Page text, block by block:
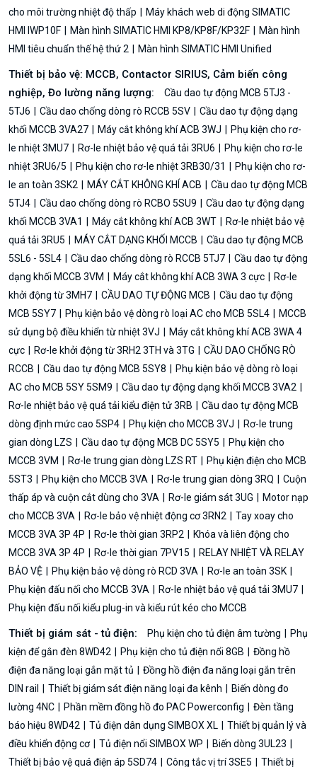
cho môi trường nhiệt độ thấp
Máy khách web di động SIMATIC
HMI IWP10F
Màn hình SIMATIC HMI KP8/KP8F/KP32F
Màn hình
HMI tiêu chuẩn thế hệ thứ 2
Màn hình SIMATIC HMI Unified
Thiết bị bảo vệ: MCCB, Contactor SIRIUS, Cảm biến công
nghiệp, Đo lường năng lượng:
Cầu dao tự động MCB 5TJ3 -
5TJ6
Cầu dao chống dòng rò RCCB 5SV
Cầu dao tự động dạng
khối MCCB 3VA27
Máy cắt không khí ACB 3WJ
Phụ kiện cho rơ-
le nhiệt 3MU7
Rơ-le nhiệt bảo vệ quá tải 3RU6
Phụ kiện cho rơ-le
nhiệt 3RU6/5
Phụ kiện cho rơ-le nhiệt 3RB30/31
Phụ kiện cho rơ-
le an toàn 3SK2
MÁY CẮT KHÔNG KHÍ ACB
Cầu dao tự động MCB
5TJ4
Cầu dao chống dòng rò RCBO 5SU9
Cầu dao tự động dạng
khối MCCB 3VA1
Máy cắt không khí ACB 3WT
Rơ-le nhiệt bảo vệ
quá tải 3RU5
MÁY CẮT DẠNG KHỐI MCCB
Cầu dao tự động MCB
5SL6 - 5SL4
Cầu dao chống dòng rò RCCB 5TJ7
Cầu dao tự động
dạng khối MCCB 3VM
Máy cắt không khí ACB 3WA 3 cực
Rơ-le
khởi động từ 3MH7
CẦU DAO TỰ ĐỘNG MCB
Cầu dao tự động
MCB 5SY7
Phụ kiện bảo vệ dòng rò loại AC cho MCB 5SL4
MCCB
sử dụng bộ điều khiển từ nhiệt 3VJ
Máy cắt không khí ACB 3WA 4
cực
Rơ-le khởi động từ 3RH2 3TH và 3TG
CẦU DAO CHỐNG RÒ
RCCB
Cầu dao tự động MCB 5SY8
Phụ kiện bảo vệ dòng rò loại
AC cho MCB 5SY 5SM9
Cầu dao tự động dạng khối MCCB 3VA2
Rơ-le nhiệt bảo vệ quá tải kiểu điện tử 3RB
Cầu dao tự động MCB
dòng định mức cao 5SP4
Phụ kiện cho MCCB 3VJ
Rơ-le trung
gian dòng LZS
Cầu dao tự động MCB DC 5SY5
Phụ kiện cho
MCCB 3VM
Rơ-le trung gian dòng LZS RT
Phụ kiện điện cho MCB
5ST3
Phụ kiện cho MCCB 3VA Rơ-le trung gian dòng 3RQ
Cuộn
thấp áp và cuộn cắt dùng cho 3VA
Rơ-le giám sát 3UG
Motor nạp
cho MCCB 3VA
Rơ-le bảo vệ nhiệt động cơ 3RN2
Tay xoay cho
MCCB 3VA 3P 4P
Rơ-le thời gian 3RP2
Khóa và liên động cho
MCCB 3VA 3P 4P
Rơ-le thời gian 7PV15
RELAY NHIỆT VÀ RELAY
BẢO VỆ
Phụ kiện bảo vệ dòng rò RCD 3VA
Rơ-le an toàn 3SK
Phụ kiện đấu nối cho MCCB 3VA
Rơ-le nhiệt bảo vệ quá tải 3MU7
Phụ kiện đấu nối kiểu plug-in và kiểu rút kéo cho MCCB
Thiết bị giám sát - tủ điện: Phụ kiện cho tủ điện âm tường
Phụ
kiện để gắn đèn 8WD42
Phụ kiện cho tủ điện nổi 8GB
Đồng hồ
điện đa năng loại gắn mặt tủ
Đồng hồ điện đa năng loại gắn trên
DIN rail
Thiết bị giám sát điện năng loại đa kênh
Biến dòng đo
lường 4NC
Phần mềm đồng hồ đo PAC Powerconfig
Đèn tầng
báo hiệu 8WD42
Tủ điện dân dụng SIMBOX XL
Thiết bị quản lý và
điều khiển động cơ
Tủ điện nổi SIMBOX WP
Biến dòng 3UL23
Thiết bị bảo vệ quá điện áp 5SD74
Công tắc vị trí 3SE5 Thiết bị